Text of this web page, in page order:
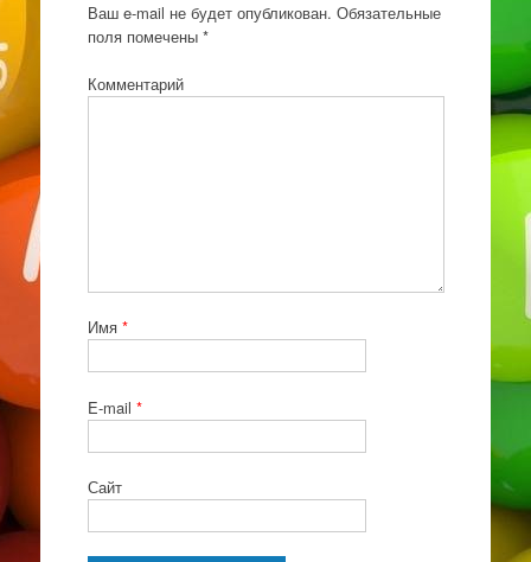
Ваш e-mail не будет опубликован. Обязательные
поля помечены *
Комментарий
Имя *
E-mail *
Сайт